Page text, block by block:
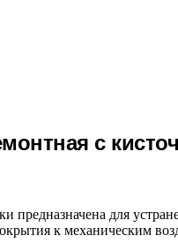
с
предназначена для
к механическим